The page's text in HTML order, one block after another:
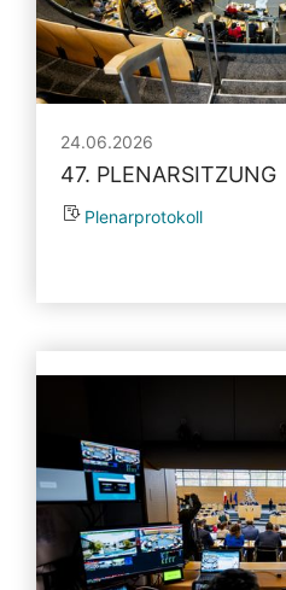
24.06.2026
47. PLENARSITZUNG
Plenarprotokoll